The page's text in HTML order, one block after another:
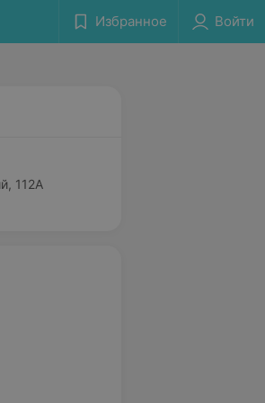
Избранное Войти
112А